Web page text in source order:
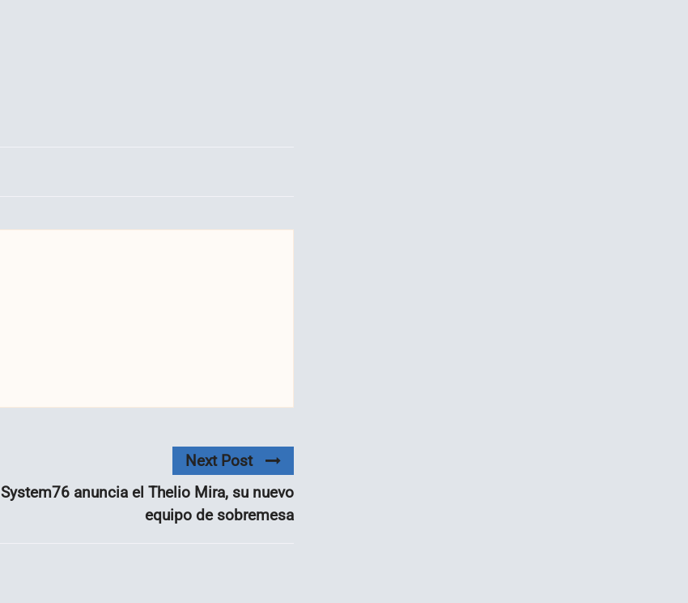
Next Post
System76 anuncia el Thelio Mira, su nuevo
equipo de sobremesa